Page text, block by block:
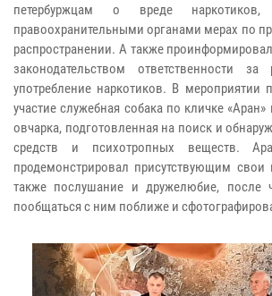
петербуржцам о вреде
правоохранительными органами мерах по
распространении. А также
законодательством ответственности за
употребление наркотиков. В мероприятии
участие служебная собака по кличке
овчарка, подготовленная на поиск и
средств и психотропных веществ.
продемонстрировал присутствующим
также послушание и дружелюбие, после
пообщаться с ним поближе и